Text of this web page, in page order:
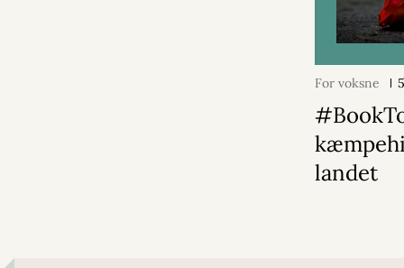
For voksne
landet